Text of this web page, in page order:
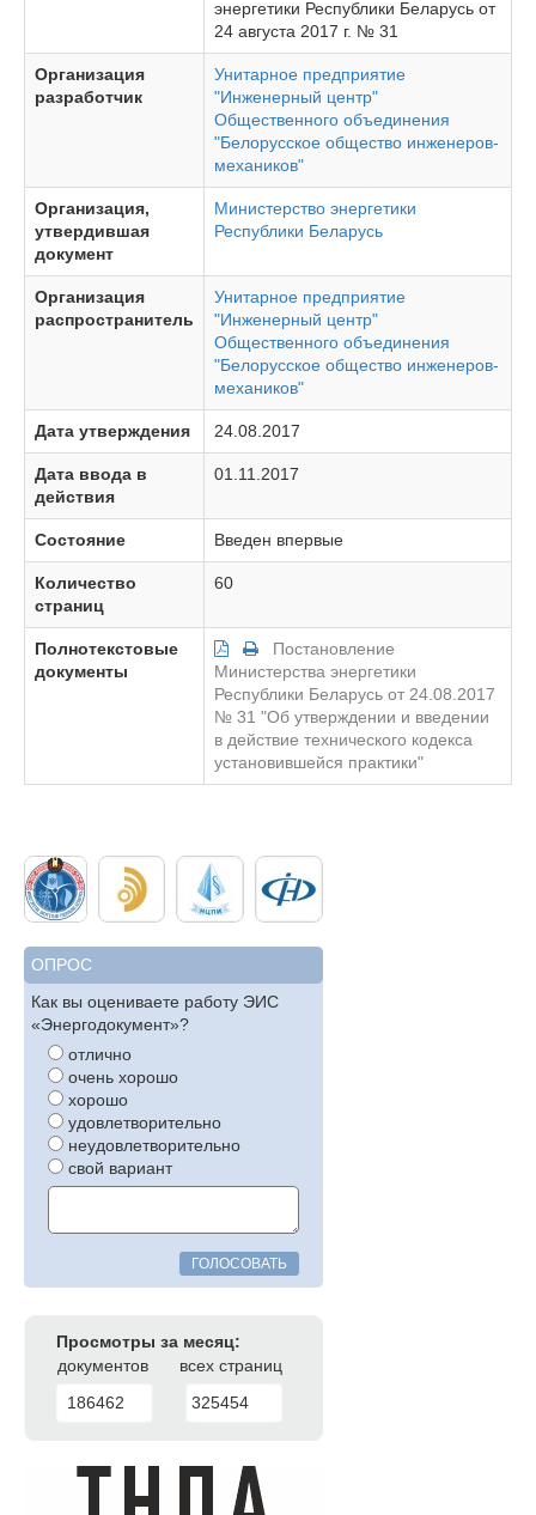
энергетики Республики Беларусь от
24 августа 2017 г. № 31
Организация
разработчик
Унитарное предприятие
"Инженерный центр"
Общественного объединения
"Белорусское общество инженеров-
механиков"
Организация,
утвердившая
документ
Министерство энергетики
Республики Беларусь
Организация
распространитель
Унитарное предприятие
"Инженерный центр"
Общественного объединения
"Белорусское общество инженеров-
механиков"
Дата утверждения 24.08.2017
Дата ввода в
действия
01.11.2017
Состояние Введен впервые
Количество
страниц
60
Полнотекстовые
документы
Постановление
Министерства энергетики
Республики Беларусь от 24.08.2017
№ 31 "Об утверждении и введении
в действие технического кодекса
установившейся практики"
ОПРОС
Как вы оцениваете работу ЭИС
«Энергодокумент»?
отлично
очень хорошо
хорошо
удовлетворительно
неудовлетворительно
свой вариант
ГОЛОСОВАТЬ
Просмотры за месяц:
документов
всех страниц
186462
325454